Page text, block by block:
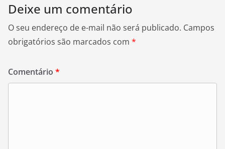
Deixe um comentário
O seu endereço de e-mail não será publicado. Campos
obrigatórios são marcados com *
Comentário *